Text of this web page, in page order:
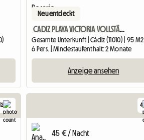
Neu entdeckt
CADIZ PLAYA VICTORIA VOLLSTÄNDIGE WOHNUNG SAISONVERMIETUNG
Gesamte Unterkunft | Cádiz (11010) | 95 M2
6 Pers. | Mindestaufenthalt: 2 Monate
Anzeige ansehen
12 4
45 € / Nacht